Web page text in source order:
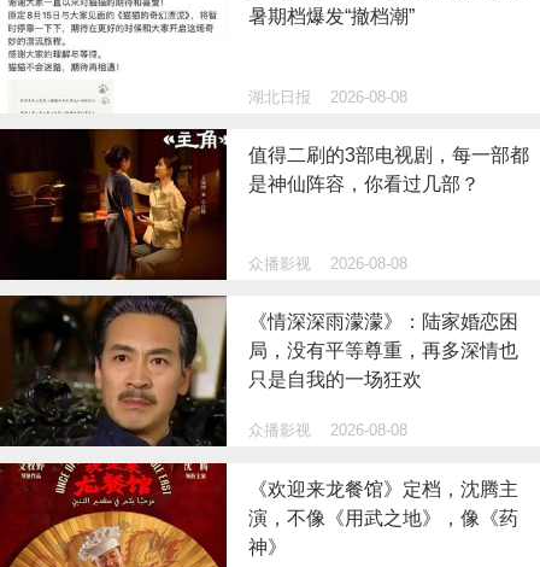
暑期档爆发“撤档潮”
湖北日报 2026-08-08
值得二刷的3部电视剧，每一部都
是神仙阵容，你看过几部？
众播影视 2026-08-08
《情深深雨濛濛》：陆家婚恋困
局，没有平等尊重，再多深情也
只是自我的一场狂欢
众播影视 2026-08-08
《欢迎来龙餐馆》定档，沈腾主
演，不像《用武之地》，像《药
神》